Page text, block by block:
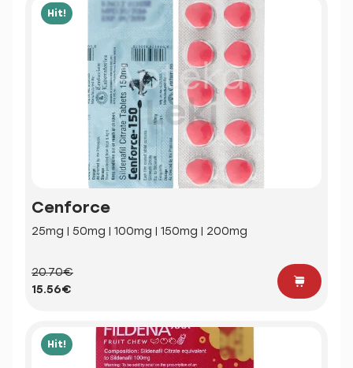
Hit!
Cenforce
25mg | 50mg | 100mg | 150mg | 200mg
20.70€
15.56€
Hit!